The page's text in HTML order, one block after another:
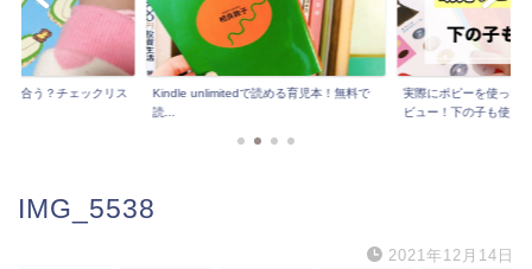
が合う？チェックリス
Kindle unlimitedで読める育児本！無料で
読...
実際にポピーを使った
ビュー！下の子も使...
IMG_5538
2021年12月14日